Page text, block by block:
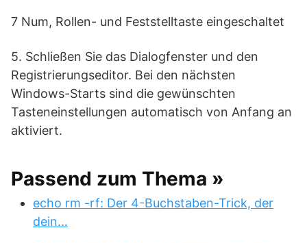
7 Num, Rollen- und Feststelltaste eingeschaltet
5. Schließen Sie das Dialogfenster und den
Registrierungseditor. Bei den nächsten
Windows-Starts sind die gewünschten
Tasteneinstellungen automatisch von Anfang an
aktiviert.
Passend zum Thema »
echo rm -rf: Der 4-Buchstaben-Trick, der
dein…